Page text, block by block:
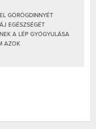
GÖRÖGDINNYÉT
EGÉSZSÉGÉT
A LÉP GYÓGYULÁSA
AZOK